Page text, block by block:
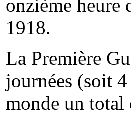
onzième heure
1918.
La Première
journées (soit
monde un